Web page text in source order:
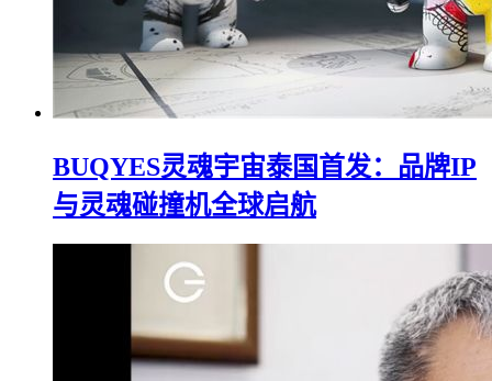
BUQYES灵魂宇宙泰国首发：品牌IP
与灵魂碰撞机全球启航